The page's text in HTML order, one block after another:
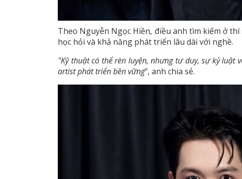
Theo Nguyễn Ngọc Hiền, điều anh tìm kiếm ở
học hỏi và khả năng phát triển lâu dài với nghề.
"Kỹ thuật có thể rèn luyện, nhưng tư duy, sự kỷ
artist phát triển bền vững", anh chia sẻ.